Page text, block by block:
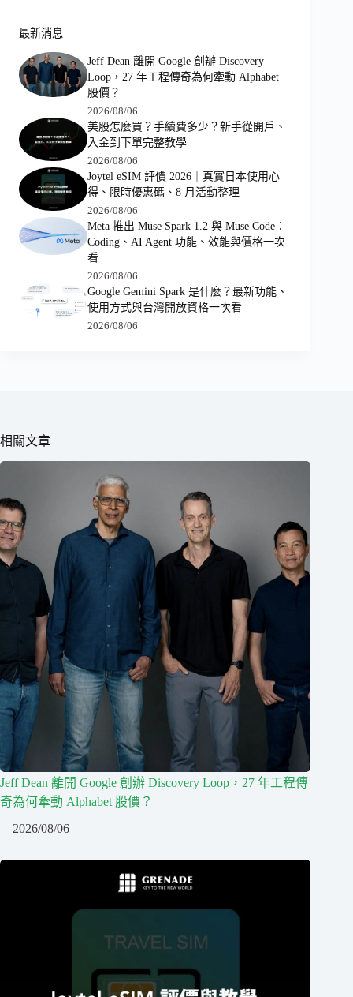
最新消息
Jeff Dean 離開 Google 創辦 Discovery
Loop，27 年工程傳奇為何牽動 Alphabet
股價？
2026/08/06
美股怎麼買？手續費多少？新手從開戶、
入金到下單完整教學
2026/08/06
Joytel eSIM 評價 2026｜真實日本使用心
得、限時優惠碼、8 月活動整理
2026/08/06
Meta 推出 Muse Spark 1.2 與 Muse Code：
Coding、AI Agent 功能、效能與價格一次
看
2026/08/06
Google Gemini Spark 是什麼？最新功能、
使用方式與台灣開放資格一次看
2026/08/06
相關文章
Jeff Dean 離開 Google 創辦 Discovery Loop，27 年工程傳
奇為何牽動 Alphabet 股價？
2026/08/06